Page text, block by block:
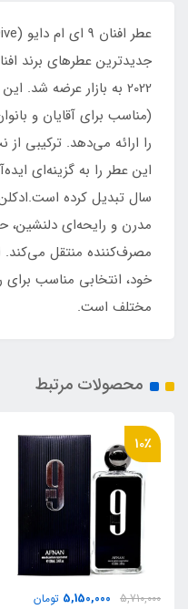
2022 به بازار عرضه
(مناسب برای آقایان و
را ارائه می‌دهد. ترکیبی
این عطر را به گزینه‌ای
مدرن و رایحه‌ای
مصرف‌کننده منتقل می‌کند.
خود، انتخابی مناسب
مختلف است.
محصولات مرتبط
9٪
6,110,000
5,610,000